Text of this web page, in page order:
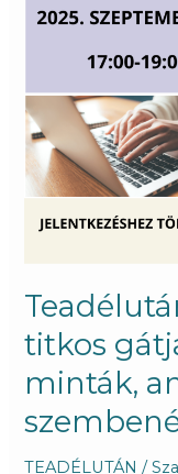
titkos
minták,
TEADÉLUTÁN /